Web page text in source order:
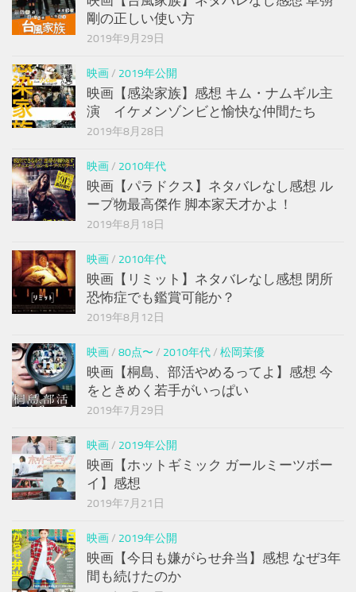
剛の正しい使い方
2019年9月29日
映画/ 2019年公開
映画【感染家族】感想 キム・ナムギル主
演 イケメンゾンビと愉快な仲間たち
2019年8月28日
映画/ 2010年代
映画【パラドクス】ネタバレなし感想 ル
ープ物最高傑作 脚本家天才かよ！
2019年8月18日
映画/ 2010年代
映画【リミット】ネタバレなし感想 閉所
恐怖症でも鑑賞可能か？
2019年8月12日
映画/ 80点〜 / 2010年代/ 松岡茉優
映画【桐島、部活やめるってよ】感想 今
をときめく若手がいっぱい
2019年7月29日
映画/ 2019年公開
映画【ホットギミック ガールミーツボー
イ】感想
2019年7月21日
映画/ 2019年公開
映画【今日も嫌がらせ弁当】感想 なぜ3年
間も続けたのか